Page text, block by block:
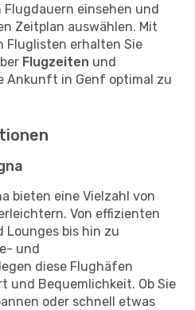
Flugdauern einsehen und
Zeitplan auswählen. Mit
Fluglisten erhalten Sie
Flugzeiten und
Ankunft in Genf optimal zu
bieten eine Vielzahl von
Von effizienten
bis hin zu
und
diese Flughäfen
und Bequemlichkeit. Ob Sie
oder schnell etwas